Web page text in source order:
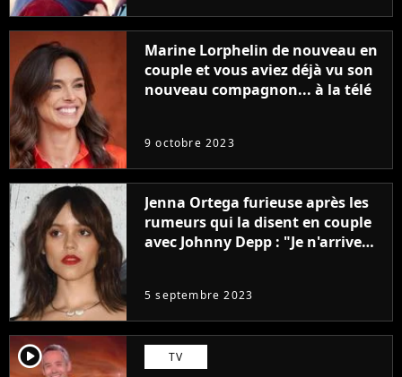
Marine Lorphelin de nouveau en
couple et vous aviez déjà vu son
nouveau compagnon... à la télé
9 octobre 2023
Jenna Ortega furieuse après les
rumeurs qui la disent en couple
avec Johnny Depp : "Je n'arrive
5 septembre 2023
player2 TV